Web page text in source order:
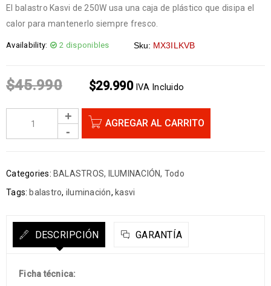
El balastro Kasvi de 250W usa una caja de plástico que disipa el
calor para mantenerlo siempre fresco.
Availability: 2 disponibles Sku: MX3ILKVB
$45.990 $29.990 IVA Incluido
AGREGAR AL CARRITO
Categories: BALASTROS, ILUMINACIÓN, Todo
Tags: balastro, iluminación, kasvi
DESCRIPCIÓN GARANTÍA
Ficha técnica: